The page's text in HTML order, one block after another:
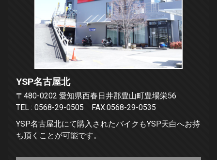
YSP名古屋北
〒480-0202 愛知県西春日井郡豊山町豊場栄56
TEL : 0568-29-0505 FAX.0568-29-0535
YSP名古屋北にて購入されたバイクもYSP天白へお持
ち頂くことが可能です。